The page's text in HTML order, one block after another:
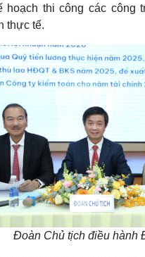
hoạch thi công các công
thực tế.
Đoàn Chủ tịch điều hành